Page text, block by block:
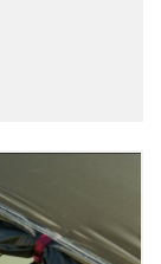
sélection !
slovène